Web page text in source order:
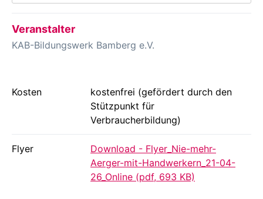
Veranstalter
KAB-Bildungswerk Bamberg e.V.
Kosten
kostenfrei (gefördert durch den
Stützpunkt für
Verbraucherbildung)
Flyer
Download - Flyer_Nie-mehr-
Aerger-mit-Handwerkern_21-04-
26_Online (pdf, 693 KB)